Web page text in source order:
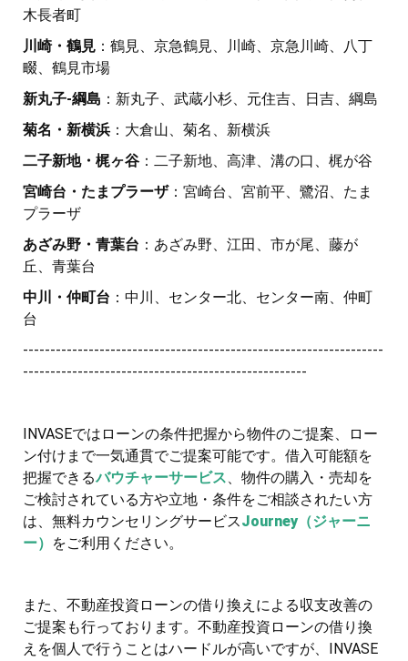
木長者町
川崎・鶴見 ：鶴見、京急鶴見、川崎、京急川崎、八丁
畷、鶴見市場
新丸子-綱島 ：新丸子、武蔵小杉、元住吉、日吉、綱島
菊名・新横浜 ：大倉山、菊名、新横浜
二子新地・梶ヶ谷 ：二子新地、高津、溝の口、梶が谷
宮崎台・たまプラーザ：宮崎台、宮前平、鷺沼、たま
プラーザ
あざみ野・青葉台 ：あざみ野、江田、市が尾、藤が
丘、青葉台
中川・仲町台 ：中川、センター北、センター南、仲町
台
------------------------------------------------------------------
----------------------------------------------------
INVASEではローンの条件把握から物件のご提案、ロー
ン付けまで一気通貫でご提案可能です。借入可能額を
把握できるバウチャーサービス、物件の購入・売却を
ご検討されている方や立地・条件をご相談されたい方
は、無料カウンセリングサービスJourney（ジャーニ
ー） をご利用ください。
また、不動産投資ローンの借り換えによる収支改善の
ご提案も行っております。不動産投資ローンの借り換
えを個人で行うことはハードルが高いですが、INVASE